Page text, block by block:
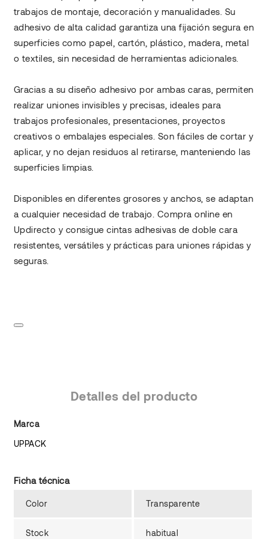
trabajos de montaje, decoración y manualidades. Su
adhesivo de alta calidad garantiza una fijación segura en
superficies como papel, cartón, plástico, madera, metal
o textiles, sin necesidad de herramientas adicionales.
Gracias a su diseño adhesivo por ambas caras, permiten
realizar uniones invisibles y precisas, ideales para
trabajos profesionales, presentaciones, proyectos
creativos o embalajes especiales. Son fáciles de cortar y
aplicar, y no dejan residuos al retirarse, manteniendo las
superficies limpias.
Disponibles en diferentes grosores y anchos, se adaptan
a cualquier necesidad de trabajo. Compra online en
Updirecto y consigue cintas adhesivas de doble cara
resistentes, versátiles y prácticas para uniones rápidas y
seguras.
Detalles del producto
Marca
UPPACK
Ficha técnica
Color Transparente
Stock habitual